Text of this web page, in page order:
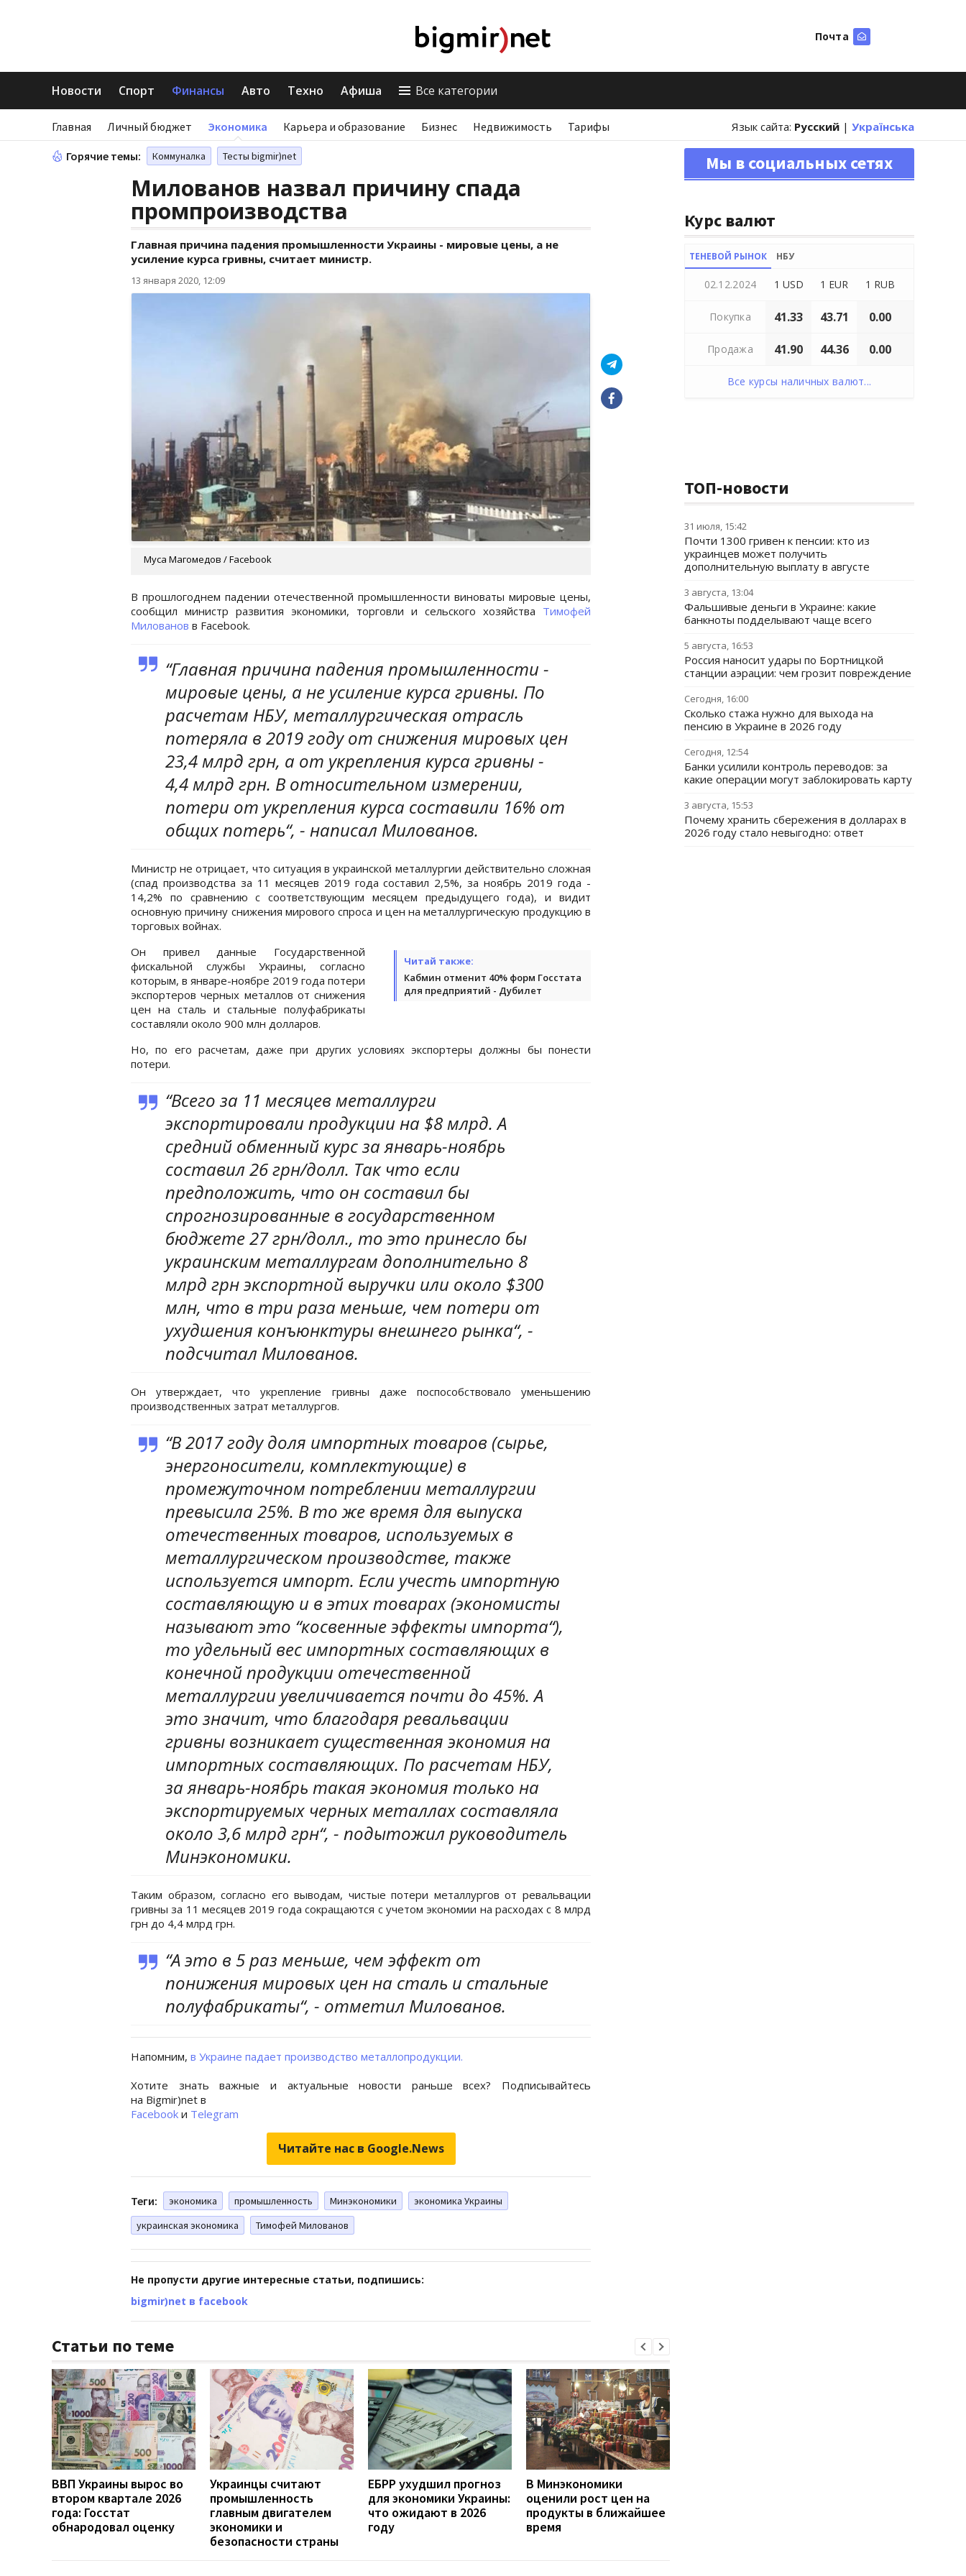
Почта
Новости Спорт Финансы Авто Техно Афиша Все категории
Главная Личный бюджет Экономика Карьера и образование Бизнес Недвижимость Тарифы Язык сайта: Русский | Українська
Горячие темы: Коммуналка Тесты bigmir)net
Милованов назвал причину спада
промпроизводства
Главная причина падения промышленности Украины - мировые цены, а не
усиление курса гривны, считает министр.
13 января 2020, 12:09
Муса Магомедов / Facebook
В прошлогоднем падении отечественной промышленности виноваты мировые цены,
сообщил министр развития экономики, торговли и сельского хозяйства Тимофей
Милованов в Facebook.
“Главная причина падения промышленности -
мировые цены, а не усиление курса гривны. По
расчетам НБУ, металлургическая отрасль
потеряла в 2019 году от снижения мировых цен
23,4 млрд грн, а от укрепления курса гривны -
4,4 млрд грн. В относительном измерении,
потери от укрепления курса составили 16% от
общих потерь“, - написал Милованов.
Министр не отрицает, что ситуация в украинской металлургии действительно сложная
(спад производства за 11 месяцев 2019 года составил 2,5%, за ноябрь 2019 года -
14,2% по сравнению с соответствующим месяцем предыдущего года), и видит
основную причину снижения мирового спроса и цен на металлургическую продукцию в
торговых войнах.
Читай также:
Кабмин отменит 40% форм Госстата
для предприятий - Дубилет
Он привел данные Государственной
фискальной службы Украины, согласно
которым, в январе-ноябре 2019 года потери
экспортеров черных металлов от снижения
цен на сталь и стальные полуфабрикаты
составляли около 900 млн долларов.
Но, по его расчетам, даже при других условиях экспортеры должны бы понести
потери.
“Всего за 11 месяцев металлурги
экспортировали продукции на $8 млрд. А
средний обменный курс за январь-ноябрь
составил 26 грн/долл. Так что если
предположить, что он составил бы
спрогнозированные в государственном
бюджете 27 грн/долл., то это принесло бы
украинским металлургам дополнительно 8
млрд грн экспортной выручки или около $300
млн, что в три раза меньше, чем потери от
ухудшения конъюнктуры внешнего рынка“, -
подсчитал Милованов.
Он утверждает, что укрепление гривны даже поспособствовало уменьшению
производственных затрат металлургов.
“В 2017 году доля импортных товаров (сырье,
энергоносители, комплектующие) в
промежуточном потреблении металлургии
превысила 25%. В то же время для выпуска
отечественных товаров, используемых в
металлургическом производстве, также
используется импорт. Если учесть импортную
составляющую и в этих товарах (экономисты
называют это “косвенные эффекты импорта“),
то удельный вес импортных составляющих в
конечной продукции отечественной
металлургии увеличивается почти до 45%. А
это значит, что благодаря ревальвации
гривны возникает существенная экономия на
импортных составляющих. По расчетам НБУ,
за январь-ноябрь такая экономия только на
экспортируемых черных металлах составляла
около 3,6 млрд грн“, - подытожил руководитель
Минэкономики.
Таким образом, согласно его выводам, чистые потери металлургов от ревальвации
гривны за 11 месяцев 2019 года сокращаются с учетом экономии на расходах с 8 млрд
грн до 4,4 млрд грн.
“А это в 5 раз меньше, чем эффект от
понижения мировых цен на сталь и стальные
полуфабрикаты“, - отметил Милованов.
Напомним, в Украине падает производство металлопродукции.
Хотите знать важные и актуальные новости раньше всех? Подписывайтесь
на Bigmir)net в
Facebook и Telegram
Читайте нас в Google.News
Теги: экономика промышленность Минэкономики
экономика Украины
украинская экономика
Тимофей Милованов
Не пропусти другие интересные статьи, подпишись:
bigmir)net в facebook
Статьи по теме
ВВП Украины вырос во
втором квартале 2026
года: Госстат
обнародовал оценку
Украинцы считают
промышленность
главным двигателем
экономики и
безопасности страны
ЕБРР ухудшил прогноз
для экономики Украины:
что ожидают в 2026
году
В Минэкономики
оценили рост цен на
продукты в ближайшее
время
Мы в социальных сетях
Курс валют
ТЕНЕВОЙ РЫНОК НБУ
02.12.2024 1 USD 1 EUR 1 RUB
Покупка 41.33 43.71 0.00
Продажа 41.90 44.36 0.00
Все курсы наличных валют...
ТОП-новости
31 июля, 15:42
Почти 1300 гривен к пенсии: кто из
украинцев может получить
дополнительную выплату в августе
3 августа, 13:04
Фальшивые деньги в Украине: какие
банкноты подделывают чаще всего
5 августа, 16:53
Россия наносит удары по Бортницкой
станции аэрации: чем грозит повреждение
Сегодня, 16:00
Сколько стажа нужно для выхода на
пенсию в Украине в 2026 году
Сегодня, 12:54
Банки усилили контроль переводов: за
какие операции могут заблокировать карту
3 августа, 15:53
Почему хранить сбережения в долларах в
2026 году стало невыгодно: ответ